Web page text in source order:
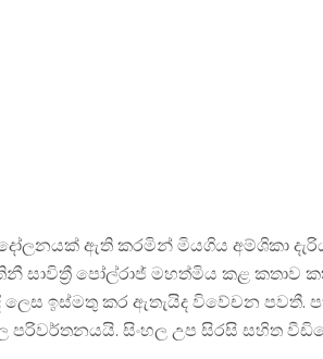
ඇති කරමින් මියගිය අම්ශිකා
සාවිත්‍රී පෝල්රාජ් මහත්මිය කළ කතාව
ලෙස ඉස්මතු කර ඇතැයිද විවේචන
පරිවර්තනයයි. සිංහල උප සිරසි සහිත